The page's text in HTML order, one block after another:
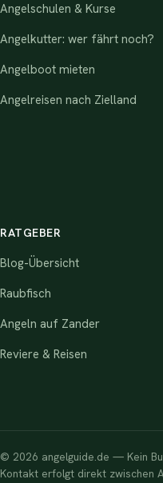
Angelschulen & Kurse
Angelkutter: wer fährt noch?
Angelboot mieten
Angelreisen nach Zielland
RATGEBER
Blog-Übersicht
Raubfisch
Angeln auf Zander
Reviere & Reisen
© 2026 angelguide.de — Kein
Kontakt erfolgt direkt zwischen